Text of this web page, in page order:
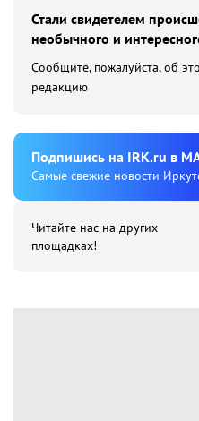
Стали свидетелем
необычного и
Сообщите, пожалуйста, об
редакцию
Подпишиcь на IRK.ru в
Cамые свежие новости
Читайте нас на других
площадках!